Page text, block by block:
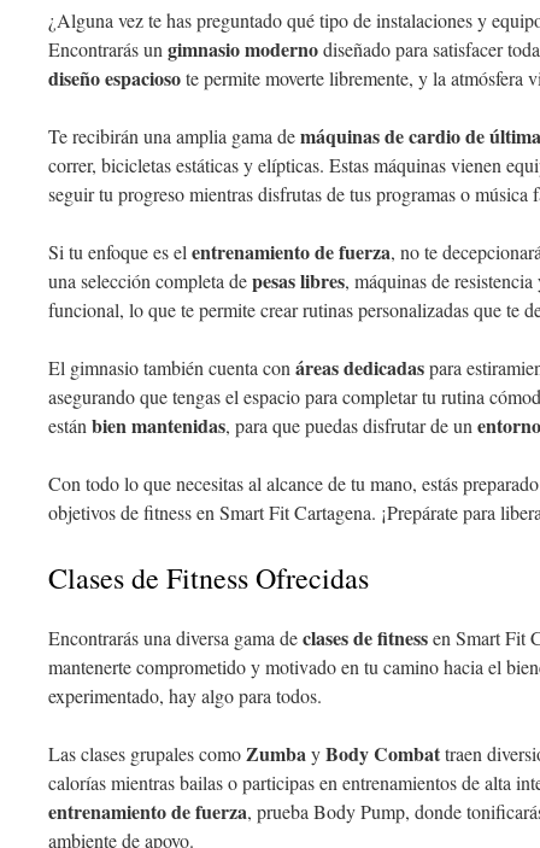
¿Alguna vez te has preguntado qué tipo de instalaciones y
Encontrarás un gimnasio modernodiseñado para satisfacer
diseño espaciosote permite moverte libremente, y la atmósfera
Te recibirán una amplia gama demáquinas de cardio de
correr, bicicletas estáticas y elípticas. Estas máquinas vienen
seguir tu progreso mientras disfrutas de tus programas o música
Si tu enfoque es el entrenamiento de fuerza, no te
una selección completa depesas libres, máquinas de
funcional, lo que te permite crear rutinas personalizadas que te
El gimnasio también cuenta con áreas dedicadaspara
asegurando que tengas el espacio para completar tu rutina
están bien mantenidas, para que puedas disfrutar de un
Con todo lo que necesitas al alcance de tu mano, estás
objetivos de fitness en Smart Fit Cartagena. ¡Prepárate para
Clases de Fitness Ofrecidas
Encontrarás una diversa gama declases de fitnessen Smart Fit
mantenerte comprometido y motivado en tu camino hacia el
experimentado, hay algo para todos.
Las clases grupales comoZumbayBody Combattraen
calorías mientras bailas o participas en entrenamientos de alta
entrenamiento de fuerza, prueba Body Pump, donde
ambiente de apoyo.